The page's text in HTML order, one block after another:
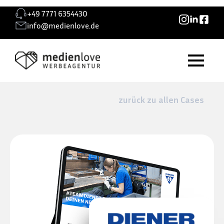
+49 7771 6354430
info@medienlove.de
zurück zu allen Cases